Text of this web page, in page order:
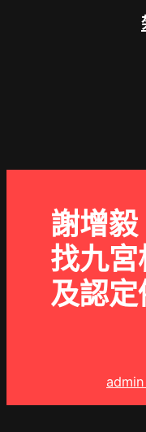
謝增
找九
及認
admin